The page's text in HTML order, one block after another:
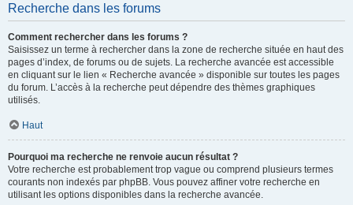
Recherche dans les forums
Comment rechercher dans les forums ?
Saisissez un terme à rechercher dans la zone de recherche située en haut des
pages d’index, de forums ou de sujets. La recherche avancée est accessible
en cliquant sur le lien « Recherche avancée » disponible sur toutes les pages
du forum. L’accès à la recherche peut dépendre des thèmes graphiques
utilisés.
Haut
Pourquoi ma recherche ne renvoie aucun résultat ?
Votre recherche est probablement trop vague ou comprend plusieurs termes
courants non indexés par phpBB. Vous pouvez affiner votre recherche en
utilisant les options disponibles dans la recherche avancée.